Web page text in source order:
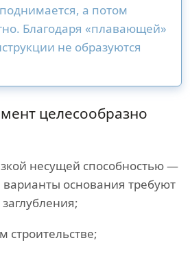
а потом
Благодаря «плавающей»
не образуются
целесообразно
несущей способностью —
варианты основания требуют
строительстве;